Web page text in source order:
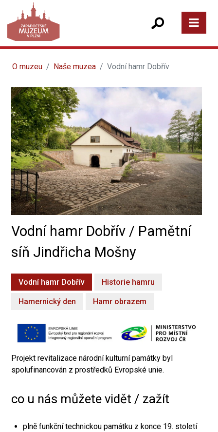
O muzeu Naše muzea Vodní hamr Dobřív
Vodní hamr Dobřív / Pamětní
síň Jindřicha Mošny
Vodní hamr Dobřív Historie hamru
Hamernický den Hamr obrazem
Projekt revitalizace národní kulturní památky byl
spolufinancován z prostředků Evropské unie.
co u nás můžete vidět / zažít
plně funkční technickou památku z konce 19. století